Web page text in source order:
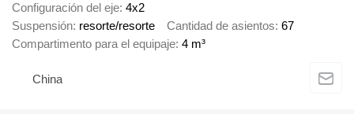
Configuración del eje 4x2
Suspensión resorte/resorte Cantidad de asientos 67
Compartimento para el equipaje 4 m³
China